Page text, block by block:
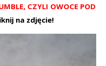
CZYLI OWOCE POD
na zdjęcie!